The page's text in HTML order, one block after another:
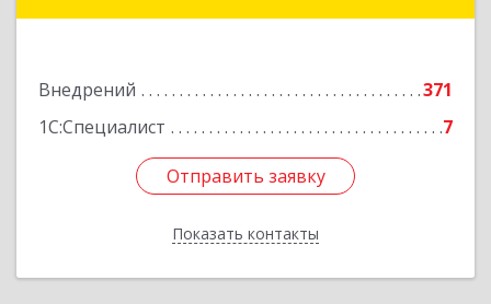
Внедрений
371
1С:Специалист
7
Отправить заявку
Показать контакты
Отправить заявку
Назад